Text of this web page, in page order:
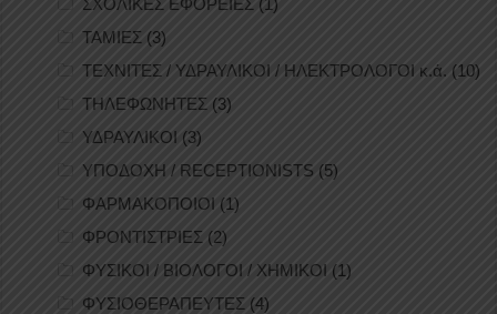
ΤΑΜΙΕΣ (3)
ΤΕΧΝΙΤΕΣ / ΥΔΡΑΥΛΙΚΟΙ / ΗΛΕΚΤΡΟΛΟΓΟΙ κ.ά. (10)
ΤΗΛΕΦΩΝΗΤΕΣ (3)
ΥΔΡΑΥΛΙΚΟΙ (3)
ΥΠΟΔΟΧΗ / RECEPTIONISTS (5)
ΦΑΡΜΑΚΟΠΟΙΟΙ (1)
ΦΡΟΝΤΙΣΤΡΙΕΣ (2)
ΦΥΣΙΚΟΙ / ΒΙΟΛΟΓΟΙ / ΧΗΜΙΚΟΙ (1)
ΦΥΣΙΟΘΕΡΑΠΕΥΤΕΣ (4)